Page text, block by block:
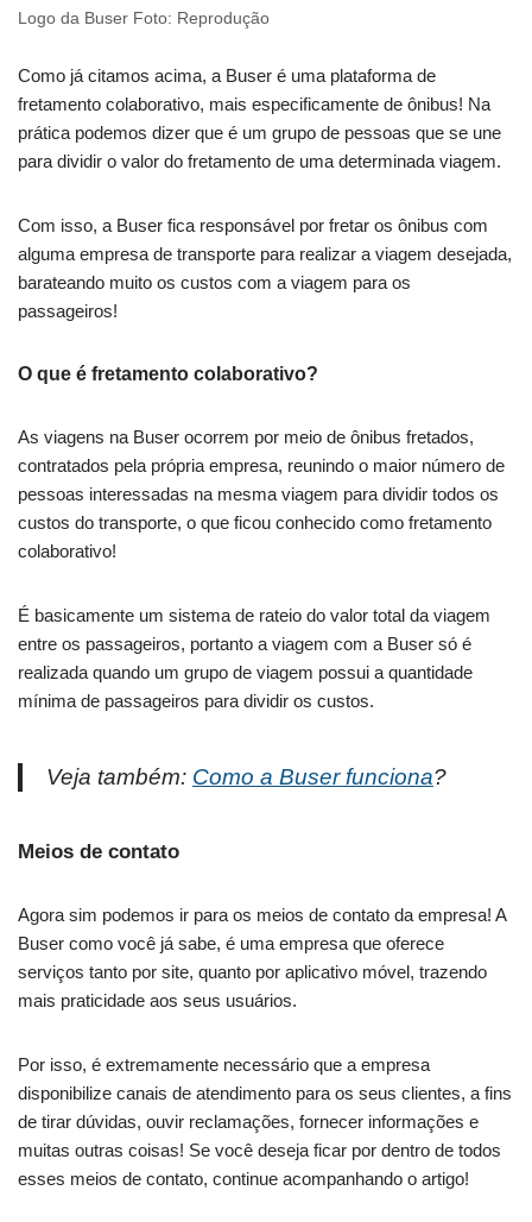
Logo da Buser Foto: Reprodução
Como já citamos acima, a Buser é uma plataforma de
fretamento colaborativo, mais especificamente de ônibus! Na
prática podemos dizer que é um grupo de pessoas que se une
para dividir o valor do fretamento de uma determinada viagem.
Com isso, a Buser fica responsável por fretar os ônibus com
alguma empresa de transporte para realizar a viagem desejada,
barateando muito os custos com a viagem para os
passageiros!
O que é fretamento colaborativo?
As viagens na Buser ocorrem por meio de ônibus fretados,
contratados pela própria empresa, reunindo o maior número de
pessoas interessadas na mesma viagem para dividir todos os
custos do transporte, o que ficou conhecido como fretamento
colaborativo!
É basicamente um sistema de rateio do valor total da viagem
entre os passageiros, portanto a viagem com a Buser só é
realizada quando um grupo de viagem possui a quantidade
mínima de passageiros para dividir os custos.
Veja também: Como a Buser funciona?
Meios de contato
Agora sim podemos ir para os meios de contato da empresa! A
Buser como você já sabe, é uma empresa que oferece
serviços tanto por site, quanto por aplicativo móvel, trazendo
mais praticidade aos seus usuários.
Por isso, é extremamente necessário que a empresa
disponibilize canais de atendimento para os seus clientes, a fins
de tirar dúvidas, ouvir reclamações, fornecer informações e
muitas outras coisas! Se você deseja ficar por dentro de todos
esses meios de contato, continue acompanhando o artigo!